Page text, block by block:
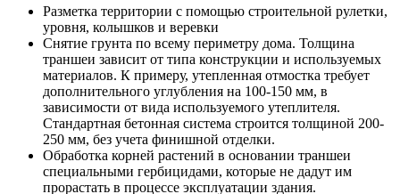
Разметка территории с помощью строительной рулетки,
уровня, колышков и веревки
Снятие грунта по всему периметру дома. Толщина
траншеи зависит от типа конструкции и используемых
материалов. К примеру, утепленная отмостка требует
дополнительного углубления на 100-150 мм, в
зависимости от вида используемого утеплителя.
Стандартная бетонная система строится толщиной 200-
250 мм, без учета финишной отделки.
Обработка корней растений в основании траншеи
специальными гербицидами, которые не дадут им
прорастать в процессе эксплуатации здания.